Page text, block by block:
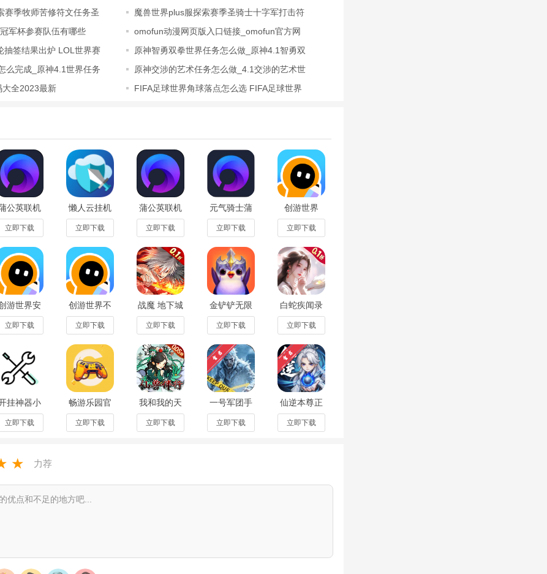
，让大家一起体验和讨论你的作品，帮助你不断优化！
二次创作，站在巨人的肩膀上进行发挥创造~
具和功能，尽情展现你天马行空的创意吧！
更自由】
完的角色可以动起来；无论是音乐、场景、机关、武器、人物都可以根据你的想象做
简单】
的小伙伴，将自己的创作进行公开分享，2265用户可以通过他们的作品去看他们的脚
买自带脚本的素材直接应用到你的作品上
更有趣】
和其他小伙伴一起探讨、一起研究，大家不同分工、共同创作，完成一个优秀的作
世界、迷你世界、iwanna、
植物大战僵尸等产品的大神，快来加入他们
供一个宣泄的地方，随心所欲的创造自己的世界。
关卡，还能够尝试去将自己的创意全部展示出来。
赛季牧师苦修符文任务圣
魔兽世界plus服探索赛季圣骑士十字军打击符
军杯参赛队伍有哪些
omofun动漫网页版入口链接_omofun官方网
抽签结果出炉 LOL世界赛
原神智勇双拳世界任务怎么做_原神4.1智勇双
么完成_原神4.1世界任务
原神交涉的艺术任务怎么做_4.1交涉的艺术世
大全2023最新
FIFA足球世界角球落点怎么选 FIFA足球世界
公英联机
台老旧版
v7.4.0手机
版
立即下载
懒人云挂机
最新版1.93
立即下载
蒲公英联机
平台官方
2024最新版
v7.4.0安卓
版
立即下载
元气骑士蒲
公英远程联
机软件
v7.4.0
立即下载
创游世界
app官方正
版v1.80.0
立即下载
游世界安
2024最新
版v1.80.0官
方版
立即下载
创游世界不
用实名认证
版v1.80.0最
新版
立即下载
战魔 地下城
0.1折送神宠
安卓版001
立即下载
金铲铲无限
金币免费单
机版
v1000.4.12
最新版本
立即下载
白蛇疾闻录
0.1折菩提世
界安卓版2.0
立即下载
挂神器小
手游戏辅
助器
v1.96.00
立即下载
畅游乐园官
方版1.1.30
立即下载
我和我的天
宫 0.05折仙
兽伴行安卓
版1.0.0
立即下载
一号军团手
游官方版
1.61.1安卓
版
立即下载
仙逆本尊正
版手游最新
版0.0.4安卓
版
立即下载
★ 力荐